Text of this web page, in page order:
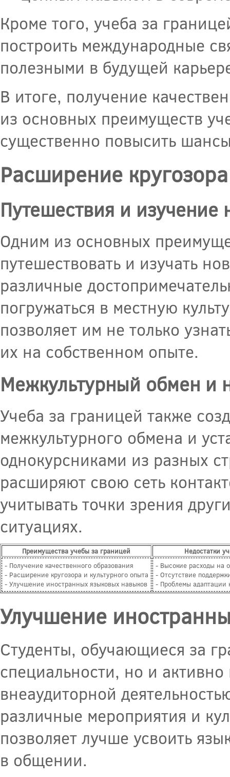
Кроме того, учеба за
построить международные
полезными в будущей
В итоге, получение
из основных преимуществ
существенно повысить
Расширение
Путешествия и изучение
Одним из основных
путешествовать и изучать
различные
погружаться в местную
позволяет им не только
их на собственном опыте.
Межкультурный обмен и
Учеба за границей также
межкультурного обмена и
однокурсниками из разных
расширяют свою сеть
учитывать точки зрения
ситуациях.
Преимущества учебы за границей
Недостатки
- Получение качественного образования
- Расширение кругозора и культурного опыта
- Улучшение иностранных языковых навыков
- Высокие расходы на
- Отсутствие
- Проблемы адаптации
Улучшение
Студенты, обучающиеся за
специальности, но и
внеаудиторной
различные мероприятия и
позволяет лучше усвоить
в общении.